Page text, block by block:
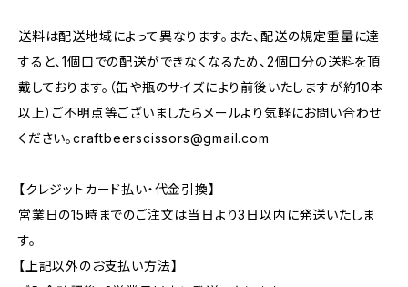
送料は配送地域によって異なります。また、配送の規定重量に達
すると、1個口での配送ができなくなるため、2個口分の送料を頂
戴しております。（缶や瓶のサイズにより前後いたしますが約10本
以上）ご不明点等ございましたらメールより気軽にお問い合わせ
ください。craftbeerscissors@gmail.com
【クレジットカード払い・代金引換】
営業日の15時までのご注文は当日より3日以内に発送いたしま
す。
【上記以外のお支払い方法】